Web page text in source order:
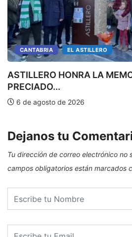
CANTABRIA EL ASTILLERO
ASTILLERO HONRA LA
PRECIADO...
6 de agosto de 2026
Dejanos tu
Tu dirección de correo electrónico no
campos obligatorios están marcados